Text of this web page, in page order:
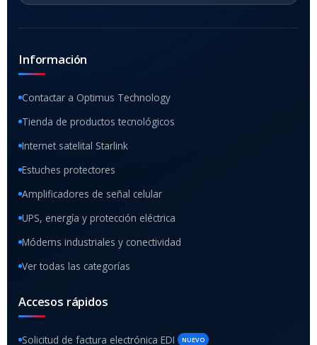
Información
Contactar a Optimus Technology
Tienda de productos tecnológicos
Internet satelital Starlink
Estuches protectores
Amplificadores de señal celular
UPS, energía y protección eléctrica
Módems industriales y conectividad
Ver todas las categorías
Accesos rápidos
Solicitud de factura electrónica EDI NUEVO